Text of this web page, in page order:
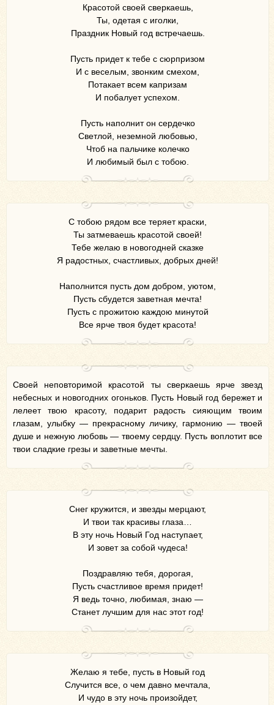
Красотой своей сверкаешь,
Ты, одетая с иголки,
Праздник Новый год встречаешь.
Пусть придет к тебе с сюрпризом
И с веселым, звонким смехом,
Потакает всем капризам
И побалует успехом.
Пусть наполнит он сердечко
Светлой, неземной любовью,
Чтоб на пальчике колечко
И любимый был с тобою.
С тобою рядом все теряет краски,
Ты затмеваешь красотой своей!
Тебе желаю в новогодней сказке
Я радостных, счастливых, добрых дней!
Наполнится пусть дом добром, уютом,
Пусть сбудется заветная мечта!
Пусть с прожитою каждою минутой
Все ярче твоя будет красота!
Своей неповторимой красотой ты сверкаешь ярче звезд
небесных и новогодних огоньков. Пусть Новый год бережет и
лелеет твою красоту, подарит радость сияющим твоим
глазам, улыбку — прекрасному личику, гармонию — твоей
душе и нежную любовь — твоему сердцу. Пусть воплотит все
твои сладкие грезы и заветные мечты.
Снег кружится, и звезды мерцают,
И твои так красивы глаза…
В эту ночь Новый Год наступает,
И зовет за собой чудеса!
Поздравляю тебя, дорогая,
Пусть счастливое время придет!
Я ведь точно, любимая, знаю —
Станет лучшим для нас этот год!
Желаю я тебе, пусть в Новый год
Случится все, о чем давно мечтала,
И чудо в эту ночь произойдет,